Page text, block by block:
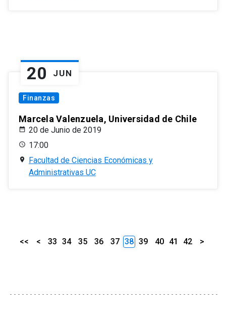
20 JUN
Finanzas
Marcela Valenzuela, Universidad de Chile
20 de Junio de 2019
17:00
Facultad de Ciencias Económicas y
Administrativas UC
<< < 33 34 35 36 37 38 39 40 41 42 >